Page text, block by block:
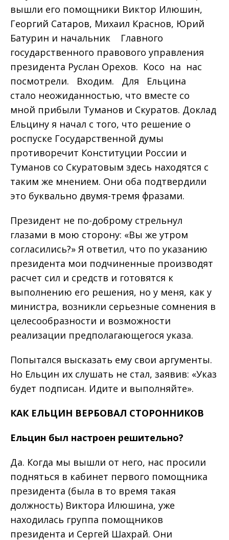
вышли его помощники Виктор Илюшин,
Георгий Сатаров, Михаил Краснов, Юрий
Батурин и начальник Главного
государственного правового управления
президента Руслан Орехов. Косо на нас
посмотрели. Входим. Для Ельцина
стало неожиданностью, что вместе со
мной прибыли Туманов и Скуратов. Доклад
Ельцину я начал с того, что решение о
роспуске Государственной думы
противоречит Конституции России и
Туманов со Скуратовым здесь находятся с
таким же мнением. Они оба подтвердили
это буквально двумя-тремя фразами.
Президент не по-доброму стрельнул
глазами в мою сторону: «Вы же утром
согласились?» Я ответил, что по указанию
президента мои подчиненные производят
расчет сил и средств и готовятся к
выполнению его решения, но у меня, как у
министра, возникли серьезные сомнения в
целесообразности и возможности
реализации предполагающегося указа.
Попытался высказать ему свои аргументы.
Но Ельцин их слушать не стал, заявив: «Указ
будет подписан. Идите и выполняйте».
КАК ЕЛЬЦИН ВЕРБОВАЛ СТОРОННИКОВ
Ельцин был настроен решительно?
Да. Когда мы вышли от него, нас просили
подняться в кабинет первого помощника
президента (была в то время такая
должность) Виктора Илюшина, уже
находилась группа помощников
президента и Сергей Шахрай. Они